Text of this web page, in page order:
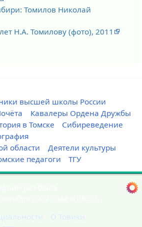
Томилов Николай
Н.А. Томилову (фото), 2011
высшей школы России
Кавалеры Ордена Дружбы
в Томске
Сибиреведение
области
Деятели культуры
педагоги ТГУ